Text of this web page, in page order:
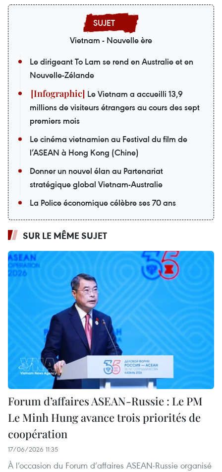
Vietnam - Nouvelle ère
Le dirigeant To Lam se rend en Australie et en
Nouvelle-Zélande
Le Vietnam a accueilli 13,9
millions de visiteurs étrangers au cours des sept
premiers mois
Le cinéma vietnamien au Festival du film de
l’ASEAN à Hong Kong (Chine)
Donner un nouvel élan au Partenariat
stratégique global Vietnam-Australie
La Police économique célèbre ses 70 ans
SUR LE MÊME SUJET
Forum d’affaires ASEAN-Russie : Le PM
Le Minh Hung avance trois priorités de
coopération
17/06/2026 11:35
À l’occasion du Forum d’affaires ASEAN-Russie organisé